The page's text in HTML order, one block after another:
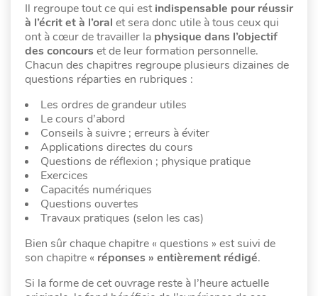
Il regroupe tout ce qui estindispensable pour réussir
à l’écrit et à l’oral et sera donc utile à tous ceux qui
ont à cœur de travailler la physique dans l’objectif
des concours et de leur formation personnelle.
Chacun des chapitres regroupe plusieurs dizaines de
questions réparties en rubriques :
Les ordres de grandeur utiles
Le cours d’abord
Conseils à suivre ; erreurs à éviter
Applications directes du cours
Questions de réflexion ; physique pratique
Exercices
Capacités numériques
Questions ouvertes
Travaux pratiques (selon les cas)
Bien sûr chaque chapitre « questions » est suivi de
son chapitre « réponses » entièrement rédigé.
Si la forme de cet ouvrage reste à l’heure actuelle